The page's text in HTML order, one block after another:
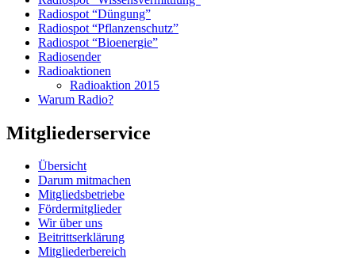
Radiospot “Düngung”
Radiospot “Pflanzenschutz”
Radiospot “Bioenergie”
Radiosender
Radioaktionen
Radioaktion 2015
Warum Radio?
Mitgliederservice
Übersicht
Darum mitmachen
Mitgliedsbetriebe
Fördermitglieder
Wir über uns
Beitrittserklärung
Mitgliederbereich